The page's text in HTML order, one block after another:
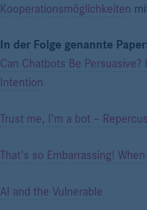
Kooperationsmöglichkeiten
In der Folge genannte
Can Chatbots Be
Intention
Trust me, I’m a bot –
That's so Embarrassing!
AI and the Vulnerable